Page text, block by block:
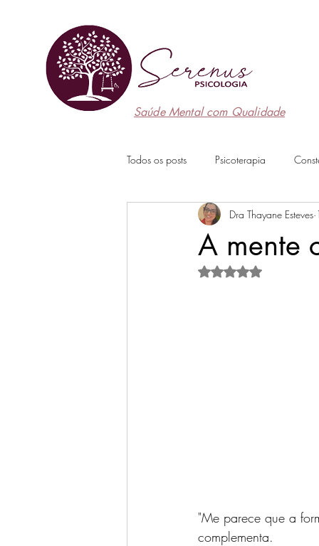
Saúde Mental com Qualidade
Todos os posts Psicoterapia
A mente
Dra Thayane Esteves
Avaliado com NaN
"Me parece que a
complementa.